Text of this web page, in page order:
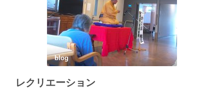
blog
レクリエーション